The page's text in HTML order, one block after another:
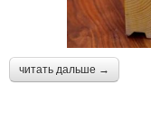
читать дальше →